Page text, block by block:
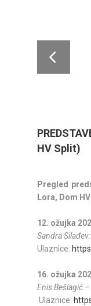
HV Split)
Pregled
Lora, Dom
12. ožujka
Sandra
Ulaznice:
16. ožujka
Enis Bešlagić
Ulaznice: